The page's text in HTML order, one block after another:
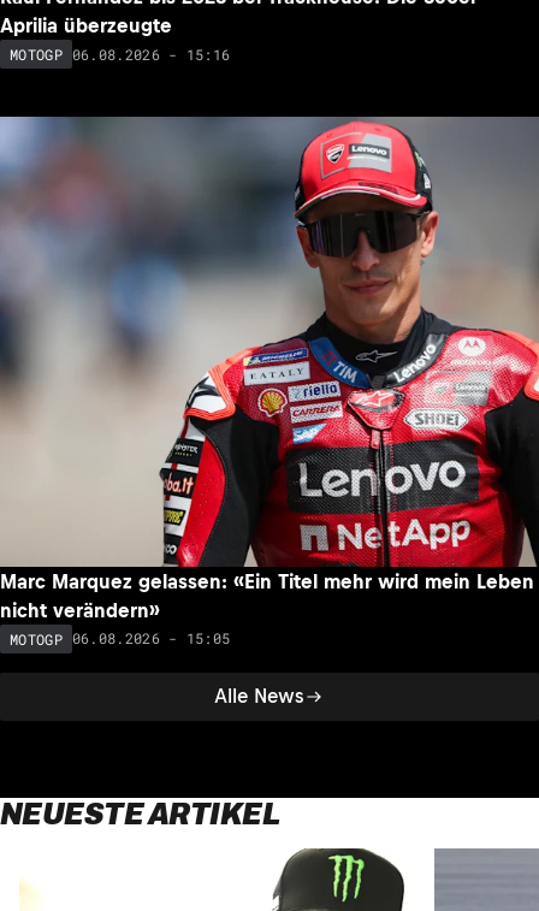
Alle News
Aprilia überzeugte
MOTOGP 06.08.2026 - 15:16
Marc Marquez gelassen: «Ein Titel mehr wird mein Leben
nicht verändern»
MOTOGP 06.08.2026 - 15:05
NEUESTE ARTIKEL